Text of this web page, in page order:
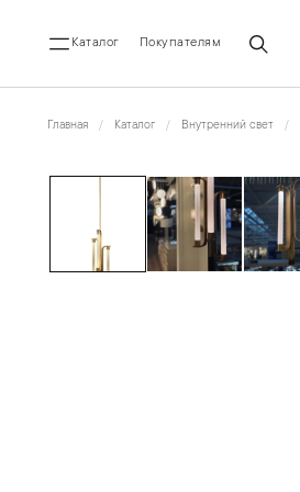
Каталог Покупателям
Главная Каталог Внутренний свет